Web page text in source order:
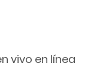
vivo en línea